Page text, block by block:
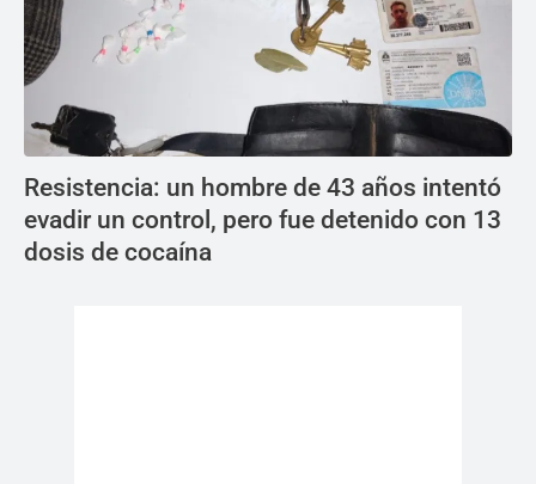
Resistencia: un hombre de 43 años intentó
evadir un control, pero fue detenido con 13
dosis de cocaína